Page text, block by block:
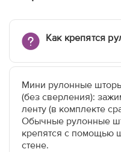
Как крепятся
Мини рулонные
(без сверления):
ленту (в комплекте
Обычные рулонные
крепятся с помощью
стене.